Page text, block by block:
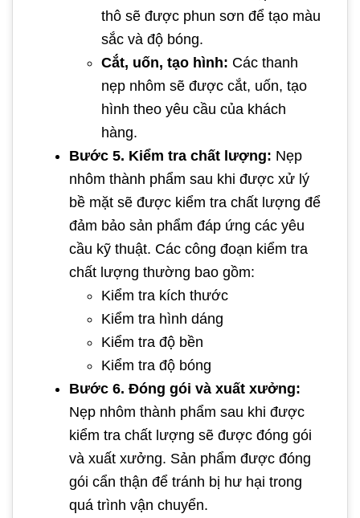
thô sẽ được phun sơn để tạo màu
sắc và độ bóng.
Cắt, uốn, tạo hình: Các thanh
nẹp nhôm sẽ được cắt, uốn, tạo
hình theo yêu cầu của khách
hàng.
Bước 5. Kiểm tra chất lượng: Nẹp
nhôm thành phẩm sau khi được xử lý
bề mặt sẽ được kiểm tra chất lượng để
đảm bảo sản phẩm đáp ứng các yêu
cầu kỹ thuật. Các công đoạn kiểm tra
chất lượng thường bao gồm:
Kiểm tra kích thước
Kiểm tra hình dáng
Kiểm tra độ bền
Kiểm tra độ bóng
Bước 6. Đóng gói và xuất xưởng:
Nẹp nhôm thành phẩm sau khi được
kiểm tra chất lượng sẽ được đóng gói
và xuất xưởng. Sản phẩm được đóng
gói cẩn thận để tránh bị hư hại trong
quá trình vận chuyển.